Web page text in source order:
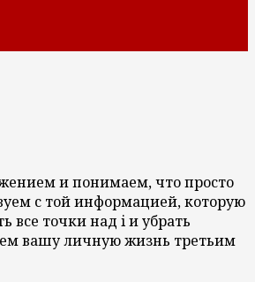
и понимаем, что просто
с той информацией, которую
все точки над i и убрать
вашу личную жизнь третьим